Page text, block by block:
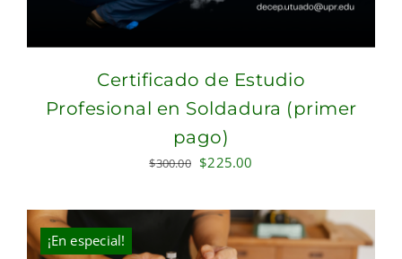
Certificado de Estudio
Profesional en Soldadura (primer
pago)
$300.00 Original
was:
$300.00.
$225.00
is:
$225.00.
¡En especial!